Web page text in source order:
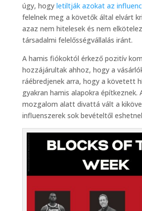
úgy, hogyletiltják azokat az
felelnek meg a követők által elvárt
azaz nem hitelesek és nem
társadalmi felelősségvállalás iránt.
A hamis fiókoktól érkező pozitív
hozzájárultak ahhoz, hogy a
ráébredjenek arra, hogy a követett
gyakran hamis alapokra építkeznek.
mozgalom alatt divattá vált a
influenszerek sok bevételtől